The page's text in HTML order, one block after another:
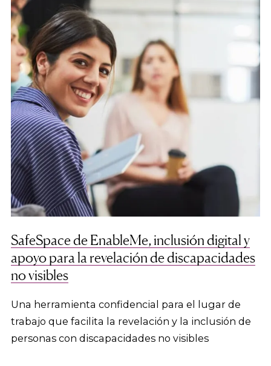
SafeSpace de EnableMe, inclusión digital y
apoyo para la revelación de discapacidades
no visibles
Una herramienta confidencial para el lugar de
trabajo que facilita la revelación y la inclusión de
personas con discapacidades no visibles